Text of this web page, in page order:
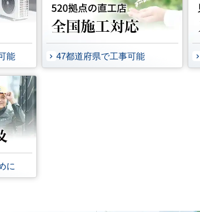
能 47都道府県で工事可能
に